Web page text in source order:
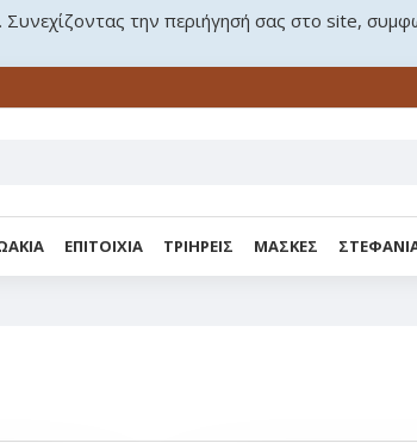
Συνεχίζοντας την περιήγησή σας στο site,
ΕΠΙΤΟΙΧΙΑ ΤΡΙΗΡΕΙΣ ΜΑΣΚΕΣ